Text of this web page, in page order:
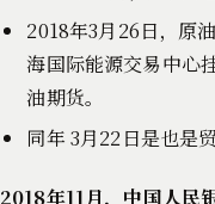
2018年3月26日，原
海国际能源交易中心
油期货。
同年 3月22日是也是
2018年11月，中国人民